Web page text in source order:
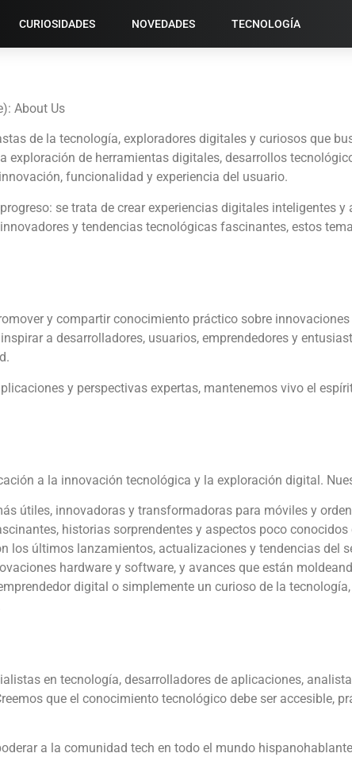
CURIOSIDADES NOVEDADES TECNOLOGÍA
About Us
de la tecnología, exploradores digitales y curiosos que
exploración de herramientas digitales, desarrollos
funcionalidad y experiencia del usuario.
se trata de crear experiencias digitales inteligentes
y tendencias tecnológicas fascinantes, estos
y compartir conocimiento práctico sobre
a desarrolladores, usuarios, emprendedores y
y perspectivas expertas, mantenemos vivo el
a la innovación tecnológica y la exploración digital.
útiles, innovadoras y transformadoras para móviles y
historias sorprendentes y aspectos poco
los últimos lanzamientos, actualizaciones y tendencias del
hardware y software, y avances que están
digital o simplemente un curioso de la
en tecnología, desarrolladores de aplicaciones,
que el conocimiento tecnológico debe ser accesible,
a la comunidad tech en todo el mundo